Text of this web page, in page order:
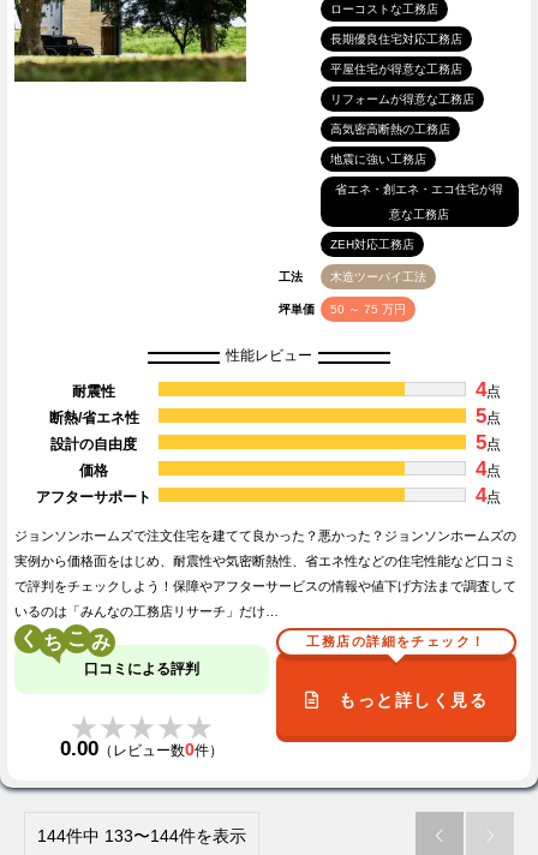
ローコストな工務店
長期優良住宅対応工務店
平屋住宅が得意な工務店
リフォームが得意な工務店
高気密高断熱の工務店
地震に強い工務店
省エネ・創エネ・エコ住宅が得
意な工務店
ZEH対応工務店
工法 木造ツーバイ工法
坪単価 50 ～ 75 万円
性能レビュー
耐震性 4点
断熱/省エネ性
5点
設計の自由度
5点
価格
4点
アフターサポート
4点
ジョンソンホームズで注文住宅を建てて良かった？悪かった？ジョンソンホームズの
実例から価格面をはじめ、耐震性や気密断熱性、省エネ性などの住宅性能など口コミ
で評判をチェックしよう！保障やアフターサービスの情報や値下げ方法まで調査して
いるのは「みんなの工務店リサーチ」だけ…
く こ
口コミによる評判
★★★★★
★★★★★
0.00 （レビュー数0件）
工務店の詳細をチェック！
もっと詳しく見る
144件中 133〜144件を表示  